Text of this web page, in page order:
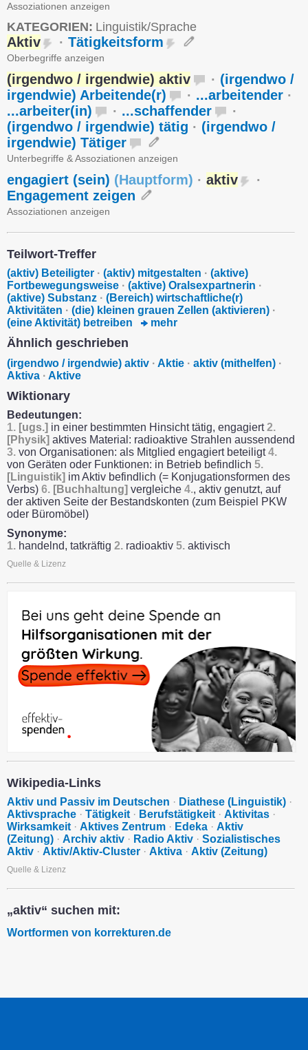
Assoziationen anzeigen
KATEGORIEN: Linguistik/Sprache
Aktiv · Tätigkeitsform
Oberbegriffe anzeigen
(irgendwo / irgendwie) aktiv · (irgendwo /
irgendwie) Arbeitende(r)
· ...arbeitender ·
...arbeiter(in)
· ...schaffender
·
(irgendwo / irgendwie) tätig · (irgendwo /
irgendwie) Tätiger
Unterbegriffe & Assoziationen anzeigen
engagiert (sein) (Hauptform) · aktiv
·
Engagement zeigen
Assoziationen anzeigen
Teilwort-Treffer
(aktiv) Beteiligter · (aktiv) mitgestalten · (aktive)
Fortbewegungsweise · (aktive) Oralsexpartnerin ·
(aktive) Substanz · (Bereich) wirtschaftliche(r)
Aktivitäten · (die) kleinen grauen Zellen (aktivieren) ·
(eine Aktivität) betreiben
mehr
Ähnlich geschrieben
(irgendwo / irgendwie) aktiv · Aktie · aktiv (mithelfen) ·
Aktiva · Aktive
Wiktionary
Bedeutungen:
1. [ugs.] in einer bestimmten Hinsicht tätig, engagiert2.
[Physik] aktives Material: radioaktive Strahlen aussendend
3. von Organisationen: als Mitglied engagiert beteiligt4.
von Geräten oder Funktionen: in Betrieb befindlich 5.
[Linguistik] im Aktiv befindlich (= Konjugationsformen des
Verbs) 6. [Buchhaltung] vergleiche 4., aktiv genutzt, auf
der aktiven Seite der Bestandskonten (zum Beispiel PKW
oder Büromöbel)
Synonyme:
1. handelnd, tatkräftig 2. radioaktiv 5. aktivisch
Quelle & Lizenz
Wikipedia-Links
Aktiv und Passiv im Deutschen · Diathese (Linguistik) ·
Aktivsprache · Tätigkeit · Berufstätigkeit · Aktivitas ·
Wirksamkeit · Aktives Zentrum · Edeka · Aktiv
(Zeitung) · Archiv aktiv · Radio Aktiv · Sozialistisches
Aktiv · Aktiv/Aktiv-Cluster · Aktiva · Aktiv (Zeitung)
Quelle & Lizenz
„aktiv“ suchen mit:
Wortformen von korrekturen.de